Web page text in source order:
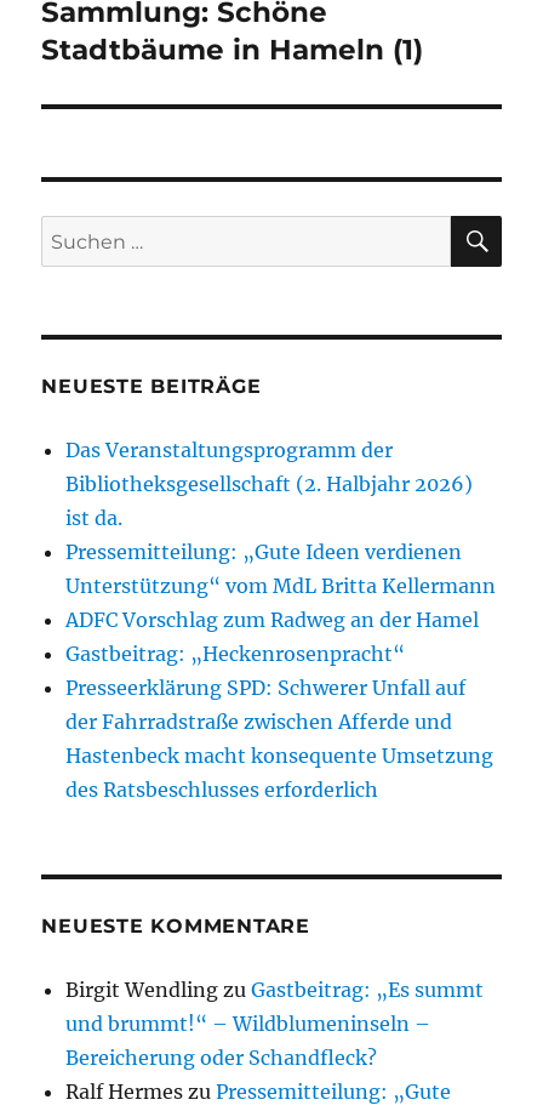
Nächster
Beitrag:
Sammlung: Schöne
Stadtbäume in Hameln (1)
Suchen
nach:
NEUESTE BEITRÄGE
Das Veranstaltungsprogramm der
Bibliotheksgesellschaft (2. Halbjahr 2026)
ist da.
Pressemitteilung: „Gute Ideen verdienen
Unterstützung“ vom MdL Britta Kellermann
ADFC Vorschlag zum Radweg an der Hamel
Gastbeitrag: „Heckenrosenpracht“
Presseerklärung SPD: Schwerer Unfall auf
der Fahrradstraße zwischen Afferde und
Hastenbeck macht konsequente Umsetzung
des Ratsbeschlusses erforderlich
NEUESTE KOMMENTARE
Birgit Wendling zuGastbeitrag: „Es summt
und brummt!“ – Wildblumeninseln –
Bereicherung oder Schandfleck?
Ralf Hermes zuPressemitteilung: „Gute